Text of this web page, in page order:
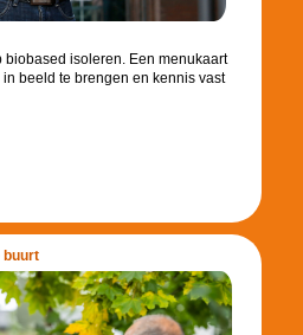
biobased isoleren. Een menukaart
beeld te brengen en kennis vast
buurt